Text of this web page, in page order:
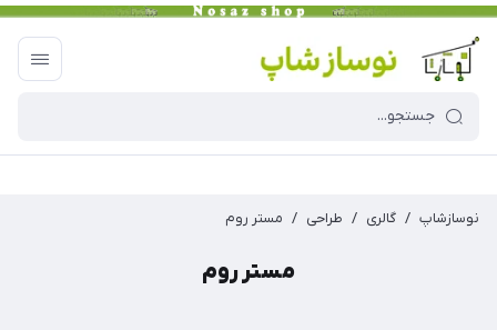
نوسازشاپ / گالری / طراحی / مستر روم
مستر روم